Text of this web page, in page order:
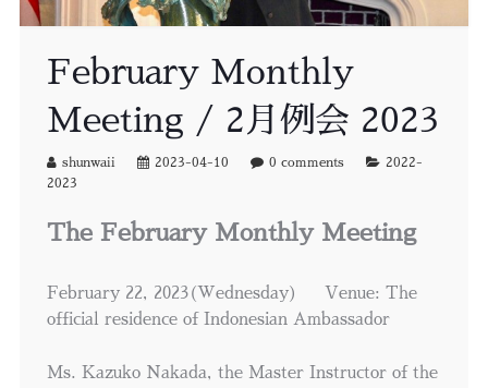
February Monthly
Meeting / 2月例会 2023
shunwaii 2023-04-10 0 comments
2022-
2023
The February Monthly Meeting
February 22, 2023(Wednesday) Venue: The
official residence of Indonesian Ambassador
Ms. Kazuko Nakada, the Master Instructor of the